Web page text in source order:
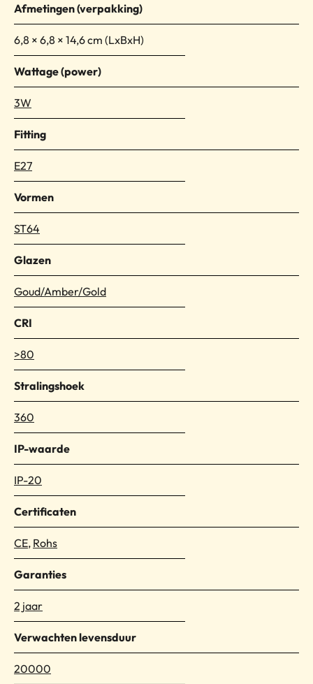
Afmetingen
6,8 × 6,8 × 14,6 cm
Wattage (power)
3W
Fitting
E27
Vormen
ST64
Glazen
Goud/Amber/Gold
CRI
>80
Stralingshoek
360
IP-waarde
IP-20
Certificaten
CE, Rohs
Garanties
2 jaar
Verwachten levensduur
20000